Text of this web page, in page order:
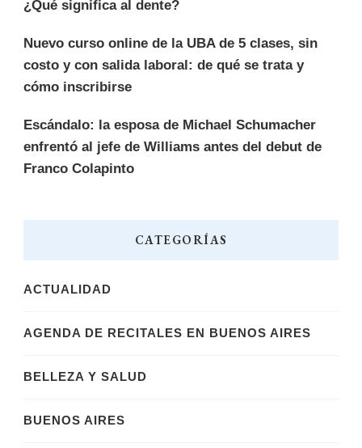
¿Qué significa al dente?
Nuevo curso online de la UBA de 5 clases, sin
costo y con salida laboral: de qué se trata y
cómo inscribirse
Escándalo: la esposa de Michael Schumacher
enfrentó al jefe de Williams antes del debut de
Franco Colapinto
CATEGORÍAS
ACTUALIDAD
AGENDA DE RECITALES EN BUENOS AIRES
BELLEZA Y SALUD
BUENOS AIRES